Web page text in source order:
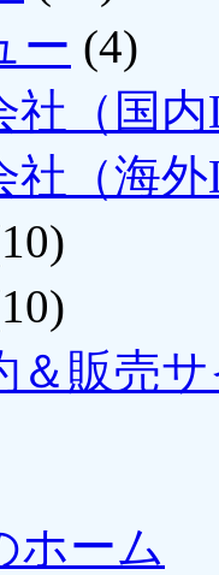
ー (4)
社（国
社（海
＆販売
ホーム